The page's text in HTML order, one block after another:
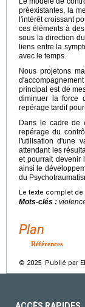
préexistantes, la
l'intérêt croissant
ces éléments à
sous la direction
liens entre la
avec le temps.
Nous projetons
principal est de
diminuer la force
repérage tardif
Dans le cadre de
repérage du
l'utilisation d'une
attendant les
et pourrait devenir
ainsi le
du
Le texte complet
Mots-clés :
Plan
Références
© 2025 Publié par